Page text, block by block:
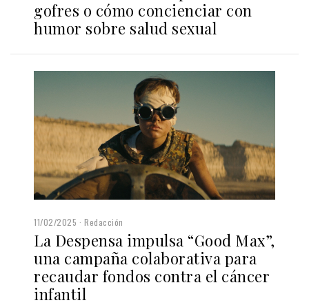
gofres o cómo concienciar con
humor sobre salud sexual
11/02/2025 Redacción
La Despensa impulsa “Good Max”,
una campaña colaborativa para
recaudar fondos contra el cáncer
infantil